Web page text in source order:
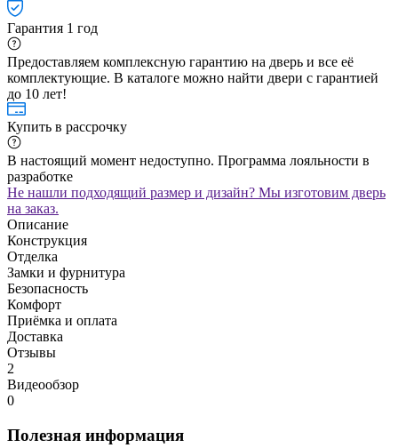
Гарантия 1 год
Предоставляем комплексную гарантию на дверь и все её
комплектующие. В каталоге можно найти двери с гарантией
до 10 лет!
Купить в рассрочку
В настоящий момент недоступно. Программа лояльности в
разработке
Не нашли подходящий размер и дизайн? Мы изготовим дверь
на заказ.
Описание
Конструкция
Отделка
Замки и фурнитура
Безопасность
Комфорт
Приёмка и оплата
Доставка
Отзывы
2
Видеообзор
0
Полезная информация